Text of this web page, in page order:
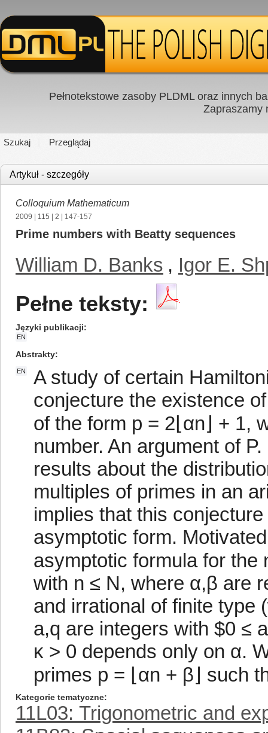
Pełnotekstowe zasoby PLDML oraz innych
Zapraszamy
Szukaj Przeglądaj
Artykuł - szczegóły
Colloquium Mathematicum
2009 115 2 | 147-157
Prime numbers with Beatty sequences
William D. Banks , Igor E.
Pełne teksty:
Języki publikacji
EN
Abstrakty
EN
A study of certain
conjecture the existence
of the form p = 2⌊αn⌋ + 1,
number. An argument of
results about the
multiples of primes in an
implies that this
asymptotic form.
asymptotic formula for the
with n ≤ N, where α,β are
and irrational of finite type
a,q are integers with $0 ≤
κ > 0 depends only on α.
primes p = ⌊αn + β⌋ such
Kategorie tematyczne
11L03: Trigonometric and